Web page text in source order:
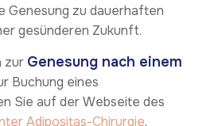
Genesung zu dauerhaften
gesünderen Zukunft.
zur Genesung nach einem
Buchung eines
Sie auf der Webseite des
Adipositas-Chirurgie.